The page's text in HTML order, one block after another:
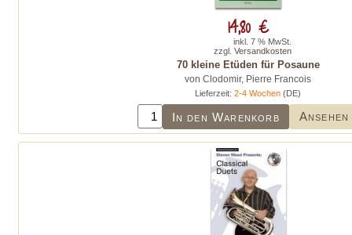
70 kleine Etüden für Posaune
von Clodomir, Pierre Francois
Lieferzeit:2-4 Wochen (DE)
In den Warenkorb Ansehen
14,80 €
inkl. 7 % MwSt.
zzgl. Versandkosten